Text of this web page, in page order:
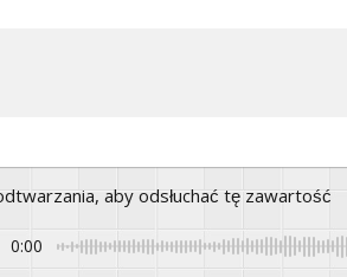
aby odsłuchać tę zawartość
0:00